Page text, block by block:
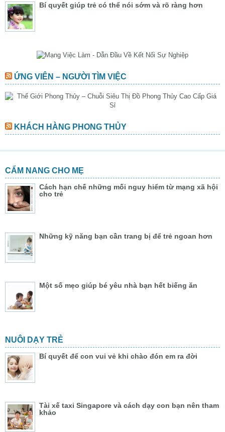
Bí quyết giúp trẻ có thể nói sớm và rõ ràng hơn
ỨNG VIÊN – NGƯỜI TÌM VIỆC
KHÁCH HÀNG PHONG THỦY
CẨM NANG CHO MẸ
Cách hạn chế những mối nguy hiểm từ mạng xã hội
cho trẻ
Những kỹ năng bạn cần trang bị để trẻ ngoan hơn
Một số mẹo giúp bé yêu nhà bạn hết biếng ăn
NUÔI DẠY TRẺ
Bí quyết để con vui vẻ khi chào đón em ra đời
Tài xế taxi Singapore và cách dạy con bạn nên tham
khảo